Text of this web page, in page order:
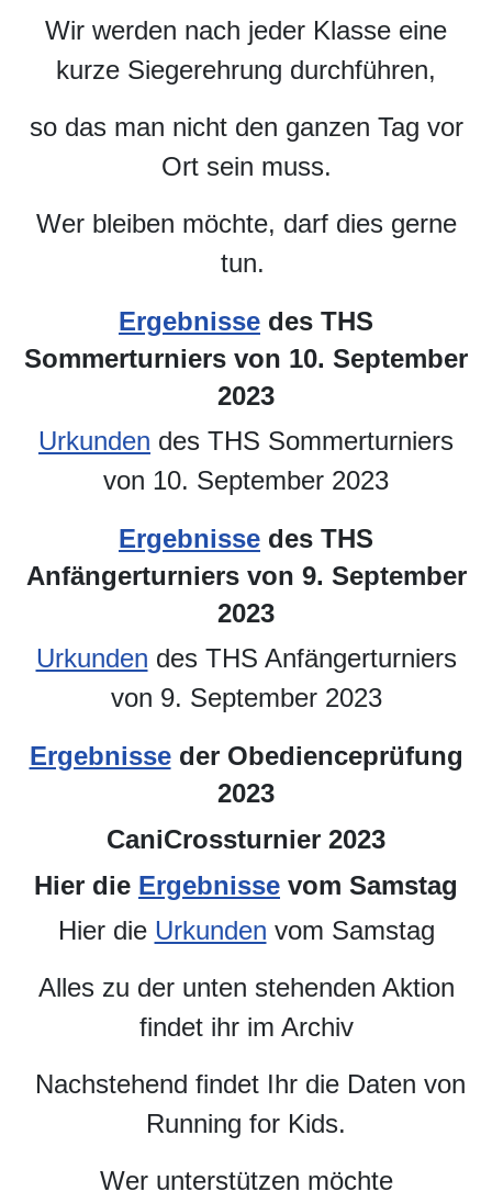
Wir werden nach jeder Klasse eine
kurze Siegerehrung durchführen,
so das man nicht den ganzen Tag vor
Ort sein muss.
Wer bleiben möchte, darf dies gerne
tun.
Ergebnisse des THS
Sommerturniers von 10. September
2023
Urkunden des THS Sommerturniers
von 10. September 2023
Ergebnisse des THS
Anfängerturniers von 9. September
2023
Urkunden des THS Anfängerturniers
von 9. September 2023
Ergebnisseder Obedienceprüfung
2023
CaniCrossturnier 2023
Hier die Ergebnisse vom Samstag
Hier die Urkunden vom Samstag
Alles zu der unten stehenden Aktion
findet ihr im Archiv
Nachstehend findet Ihr die Daten von
Running for Kids.
Wer unterstützen möchte